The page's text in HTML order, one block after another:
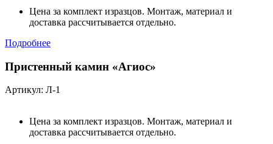
Цена за комплект изразцов. Монтаж, материал и
доставка рассчитывается отдельно.
Подробнее
Пристенный камин «Агиос»
Артикул: Л-1
Цена за комплект изразцов. Монтаж, материал и
доставка рассчитывается отдельно.